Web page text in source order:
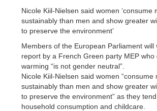
Nicole Kiil-Nielsen said women ‘consume
sustainably than men and show greater
to preserve the environment’
Members of the European Parliament will
report by a French Green party MEP who
warming “is not gender neutral”.
Nicole Kiil-Nielsen said women “consume
sustainably than men and show greater
to preserve the environment” as they
household consumption and childcare.